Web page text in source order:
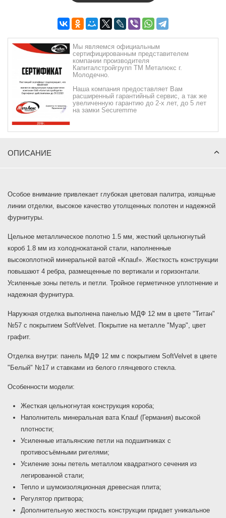
Мы являемся официальным
сертифицированным представителем
компании производителя
Капиталстройгрупп ТМ Металюкс г.
Молодечно.
Наша компания предоставляет Вам
расширенный гарантийный сервис, а так же
увеличенную гарантию до 2-х лет, до 5 лет
на замки Securemme
ОПИСАНИЕ
Особое внимание привлекает глубокая цветовая палитра, изящные
линии отделки, высокое качество утолщенных полотен и надежной
фурнитуры.
Цельное металлическое полотно 1.5 мм, жесткий цельногнутый
короб 1.8 мм из холоднокатаной стали, наполненные
высокоплотной минеральной ватой «Knauf». Жесткость конструкции
повышают 4 ребра, размещенные по вертикали и горизонтали.
Усиленные зоны петель и петли. Тройное герметичное уплотнение и
надежная фурнитура.
Наружная отделка выполнена панелью МДФ 12 мм в цвете "Титан"
№57 с покрытием SoftVelvet. Покрытие на металле "Муар", цвет
графит.
Отделка внутри: панель МДФ 12 мм с покрытием SoftVelvet в цвете
"Белый" №17 и ставками из белого глянцевого стекла.
Особенности модели:
Жесткая цельногнутая конструкция короба;
Наполнитель минеральная вата Knauf (Германия) высокой
плотности;
Усиленные итальянские петли на подшипниках с
противосъёмными ригелями;
Усиление зоны петель металлом квадратного сечения из
легированной стали;
Тепло и шумоизоляционная древесная плита;
Регулятор притвора;
Дополнительную жесткость конструкции придает уникальное